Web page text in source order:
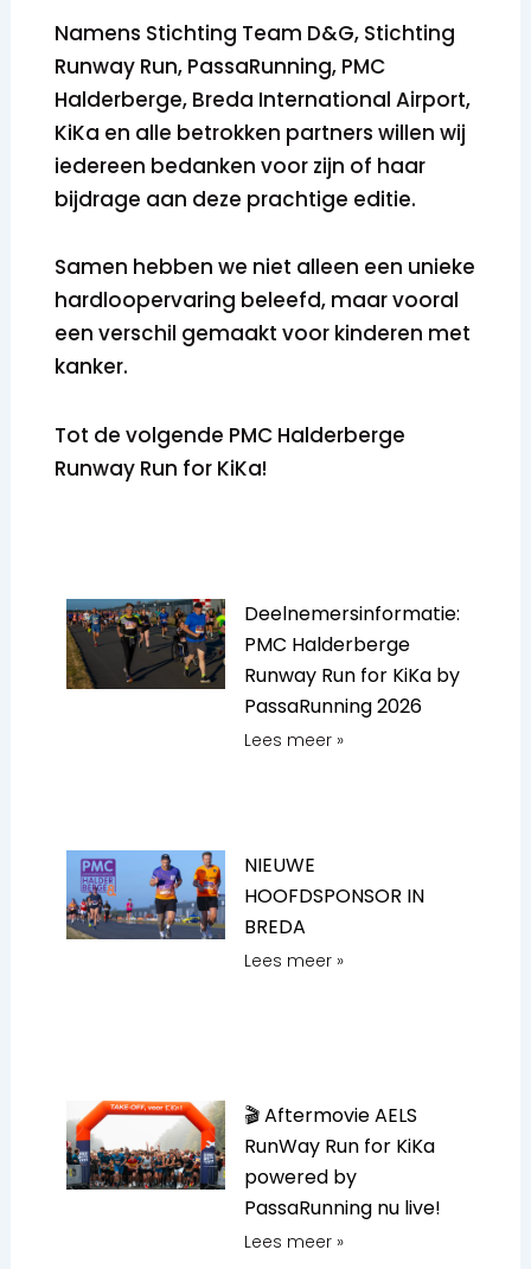
Namens Stichting Team D&G, Stichting
Runway Run, PassaRunning, PMC
Halderberge, Breda International Airport,
KiKa en alle betrokken partners willen wij
iedereen bedanken voor zijn of haar
bijdrage aan deze prachtige editie.
Samen hebben we niet alleen een unieke
hardloopervaring beleefd, maar vooral
een verschil gemaakt voor kinderen met
kanker.
Tot de volgende PMC Halderberge
Runway Run for KiKa!
Deelnemersinformatie:
PMC Halderberge
Runway Run for KiKa by
PassaRunning 2026
Lees meer »
NIEUWE
HOOFDSPONSOR IN
BREDA
Lees meer »
🎬 Aftermovie AELS
RunWay Run for KiKa
powered by
PassaRunning nu live!
Lees meer »